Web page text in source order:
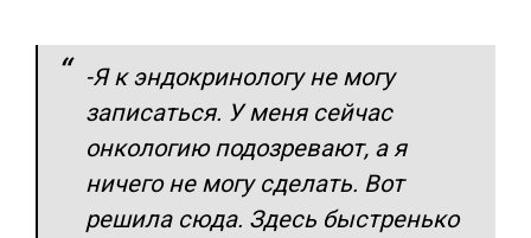
-Я к эндокринологу не могу
записаться. У меня сейчас
онкологию подозревают, а я
ничего не могу сделать. Вот
решила сюда. Здесь быстренько